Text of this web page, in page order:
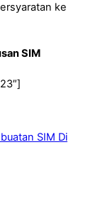
ke
SIM
SIM Di